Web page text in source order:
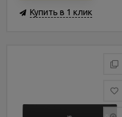
Купить в 1 клик